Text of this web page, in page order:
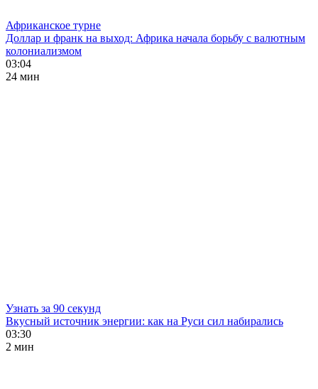
Африканское турне
Доллар и франк на выход: Африка начала борьбу с валютным
колониализмом
03:04
24 мин
Узнать за 90 секунд
Вкусный источник энергии: как на Руси сил набирались
03:30
2 мин